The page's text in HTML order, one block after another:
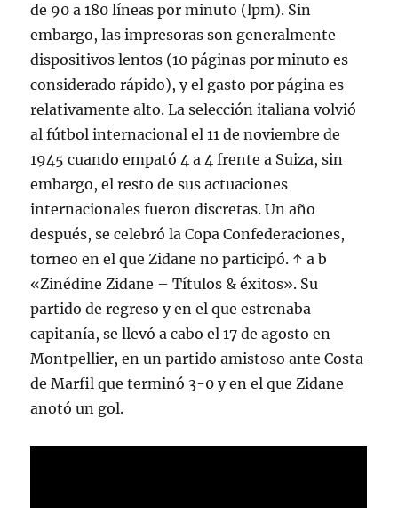
de 90 a 180 líneas por minuto (lpm). Sin
embargo, las impresoras son generalmente
dispositivos lentos (10 páginas por minuto es
considerado rápido), y el gasto por página es
relativamente alto. La selección italiana volvió
al fútbol internacional el 11 de noviembre de
1945 cuando empató 4 a 4 frente a Suiza, sin
embargo, el resto de sus actuaciones
internacionales fueron discretas. Un año
después, se celebró la Copa Confederaciones,
torneo en el que Zidane no participó. ↑ a b
«Zinédine Zidane – Títulos & éxitos». Su
partido de regreso y en el que estrenaba
capitanía, se llevó a cabo el 17 de agosto en
Montpellier, en un partido amistoso ante Costa
de Marfil que terminó 3-0 y en el que Zidane
anotó un gol.